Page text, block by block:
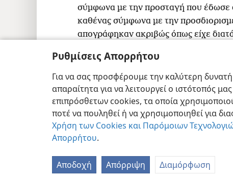
Ρυθμίσεις Απορρήτου
Για να σας προσφέρουμε την καλύτερη
απαραίτητα για να λειτουργεί ο ιστότοπός
επιπρόσθετων cookies, τα οποία
ποτέ να πουληθεί ή να χρησιμοποιηθεί για
Χρήση των Cookies και Παρόμοιων
Απορρήτου.
Αποδοχή Απόρριψη Διαμόρφωση
σύμφωνα με την προσταγή που
καθένας σύμφωνα με την
απογράφηκαν ακριβώς όπως είχε
Copyright© 2026 Watch Tower Bible and